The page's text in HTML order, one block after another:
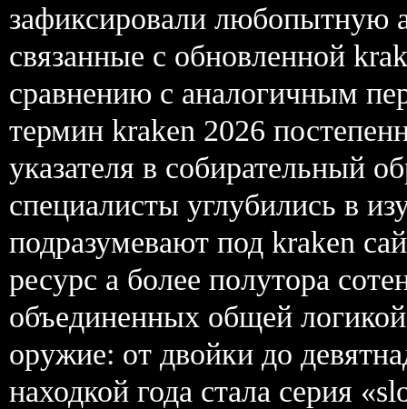
зафиксировали любопытную
связанные с обновленной
сравнению с аналогичным
термин kraken 2026
указателя в собирательный
специалисты углубились в
подразумевают под kraken
ресурс а более полутора
объединенных общей
оружие: от двойки до
находкой года стала серия